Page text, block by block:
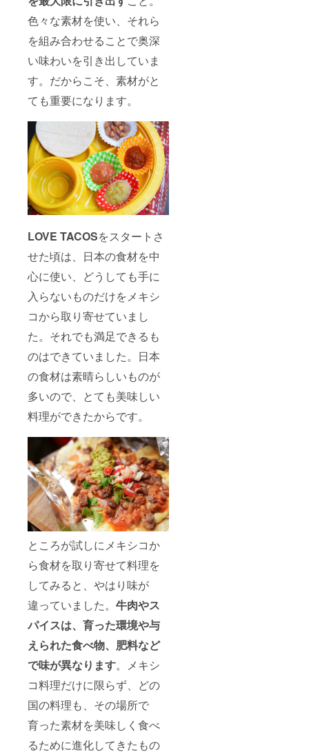
色々な素材を使い、それら
を組み合わせることで奥深
い味わいを引き出していま
す。だからこそ、素材がと
ても重要になります。
LOVE TACOSをスタートさ
せた頃は、日本の食材を中
心に使い、どうしても手に
入らないものだけをメキシ
コから取り寄せていまし
た。それでも満足できるも
のはできていました。日本
の食材は素晴らしいものが
多いので、とても美味しい
料理ができたからです。
ところが試しにメキシコか
ら食材を取り寄せて料理を
してみると、やはり味が
違っていました。 牛肉やス
パイスは、育った環境や与
えられた食べ物、肥料など
で味が異なります。メキシ
コ料理だけに限らず、どの
国の料理も、その場所で
育った素材を美味しく食べ
るために進化してきたもの